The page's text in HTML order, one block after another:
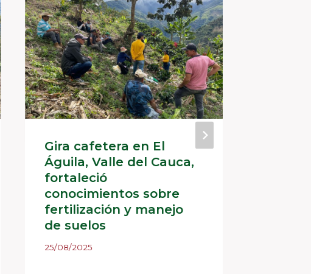
Gira cafetera en El
Águila, Valle del Cauca,
fortaleció
conocimientos sobre
fertilización y manejo
de suelos
25/08/2025